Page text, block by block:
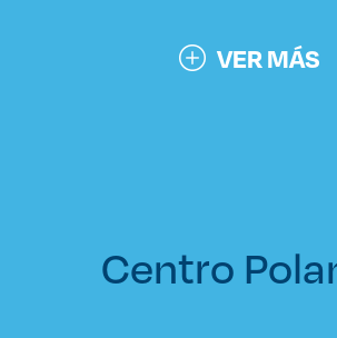
VER MÁS
Centro